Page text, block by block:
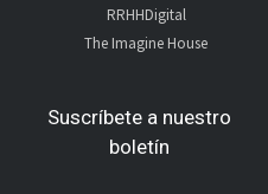
RRHHDigital
The Imagine House
Suscríbete a nuestro
boletín